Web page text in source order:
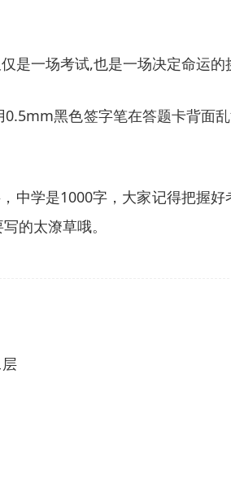
是一场考试,也是一场决定命运
黑色签字笔在答题卡背
中学是1000字，大家记得把握
的太潦草哦。